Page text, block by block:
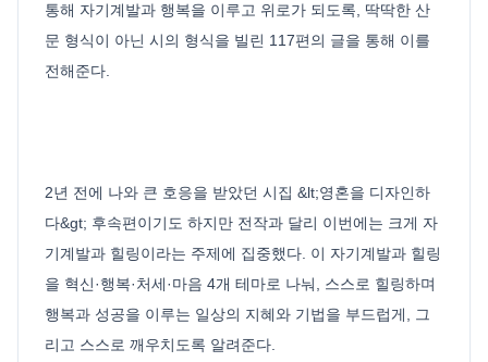
통해 자기계발과 행복을 이루고 위로가 되도록, 딱딱한 산
문 형식이 아닌 시의 형식을 빌린 117편의 글을 통해 이를
전해준다.
2년 전에 나와 큰 호응을 받았던 시집 &lt;영혼을 디자인하
다&gt; 후속편이기도 하지만 전작과 달리 이번에는 크게 자
기계발과 힐링이라는 주제에 집중했다. 이 자기계발과 힐링
을 혁신·행복·처세·마음 4개 테마로 나눠, 스스로 힐링하며
행복과 성공을 이루는 일상의 지혜와 기법을 부드럽게, 그
리고 스스로 깨우치도록 알려준다.